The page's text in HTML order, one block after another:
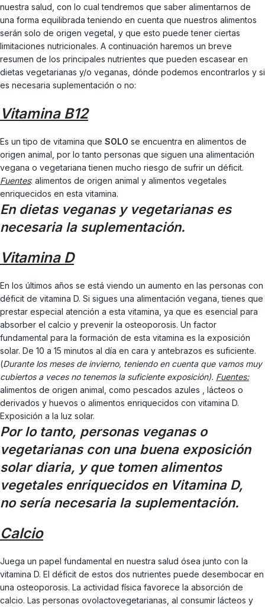
nuestra salud, con lo cual tendremos que saber alimentarnos de
una forma equilibrada teniendo en cuenta que nuestros alimentos
serán solo de origen vegetal, y que esto puede tener ciertas
limitaciones nutricionales. A continuación haremos un breve
resumen de los principales nutrientes que pueden escasear en
dietas vegetarianas y/o veganas, dónde podemos encontrarlos y si
es necesaria suplementación o no:
Vitamina B12
Es un tipo de vitamina que SOLO se encuentra en alimentos de
origen animal, por lo tanto personas que siguen una alimentación
vegana o vegetariana tienen mucho riesgo de sufrir un déficit.
Fuentes: alimentos de origen animal y alimentos vegetales
enriquecidos en esta vitamina.
En dietas veganas y vegetarianas es
necesaria la suplementación.
Vitamina D
En los últimos años se está viendo un aumento en las personas con
déficit de vitamina D. Si sigues una alimentación vegana, tienes que
prestar especial atención a esta vitamina, ya que es esencial para
absorber el calcio y prevenir la osteoporosis. Un factor
fundamental para la formación de esta vitamina es la exposición
solar. De 10 a 15 minutos al día en cara y antebrazos es suficiente.
(Durante los meses de invierno, teniendo en cuenta que vamos muy
cubiertos a veces no tenemos la suficiente exposición). Fuentes:
alimentos de origen animal, como pescados azules , lácteos o
derivados y huevos o alimentos enriquecidos con vitamina D.
Exposición a la luz solar.
Por lo tanto, personas veganas o
vegetarianas con una buena exposición
solar diaria, y que tomen alimentos
vegetales enriquecidos en Vitamina D,
no sería necesaria la suplementación.
Calcio
Juega un papel fundamental en nuestra salud ósea junto con la
vitamina D. El déficit de estos dos nutrientes puede desembocar en
una osteoporosis. La actividad física favorece la absorción de
calcio. Las personas ovolactovegetarianas, al consumir lácteos y